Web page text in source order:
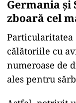
Germania
zboară cel
Particularitatea
călătoriile cu
numeroase de
ales pentru